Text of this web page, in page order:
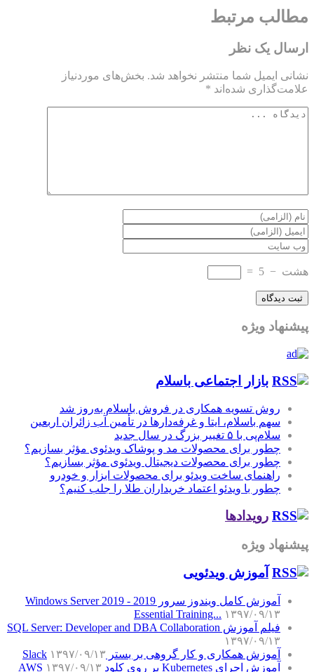
مطالب مرتبط
ارسال یک نظر
نشانی ایمیل شما منتشر نخواهد شد. بخش‌های موردنیاز
علامت‌گذاری شده‌اند *
هشت −
5
=
پیشنهاد ویژه
بازار اجتماعی باسلام
روش تسویه همکاری در فروش باسلام به‌روز شد
سهم باسلام، ایتا و غرفه‌دارها در تأمین آب زائران اربعین
سلام‌پی با ۵ تغییر بزرگ در سال جدید
چطور برای محصولات مد و پوشاک ویدئوی مؤثر بسازیم؟
چطور برای محصولات دیجیتال ویدئوی مؤثر بسازیم؟
راهنمای ساخت ویدئو برای محصولات ابزار و خودرو
چطور با ویدئو اعتماد خریداران طلا را جلب کنیم؟
رویدادها
پیشنهاد ویژه
آموزش‌ ویدئویی
آموزش کامل ویندوز سرور 2019 - Windows Server 2019
Essential Training... ۱۳۹۷/۰۹/۱۳
فیلم آموزش SQL Server: Developer and DBA Collaboration
۱۳۹۷/۰۹/۱۳
آموزش همکاری و کار گروهی بر بستر Slack ۱۳۹۷/۰۹/۱۳
آموزش اجرای Kubernetes بر روی کلود AWS
۱۳۹۷/۰۹/۱۳